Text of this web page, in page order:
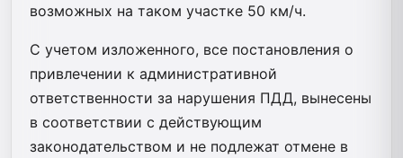
возможных на таком участке 50 км/ч.
С учетом изложенного, все постановления о
привлечении к административной
ответственности за нарушения ПДД, вынесены
в соответствии с действующим
законодательством и не подлежат отмене в